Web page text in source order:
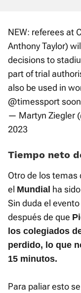
NEW: referees at
Anthony Taylor)
decisions to
part of trial
also be used in
@timessportsoon
— Martyn Ziegler
2023
Tiempo neto
Otro de los temas
el Mundial ha
Sin duda el
después de que
los colegiados
perdido, lo que
15 minutos.
Para paliar esto